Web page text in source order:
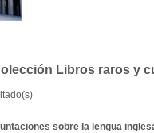
Libros raros y
sobre la lengua